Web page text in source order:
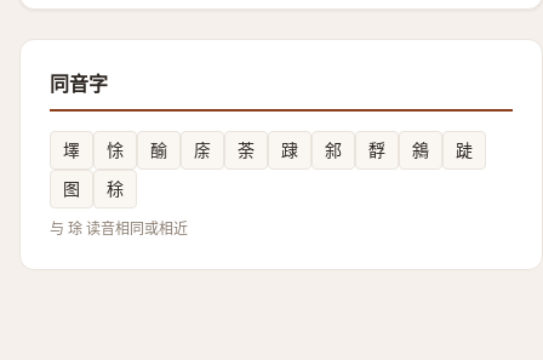
同音字
墿 悇 䤅 庩 荼 䠈 䣄 馟 䳜
跿
图
稌
与 㻌 读音相同或相近